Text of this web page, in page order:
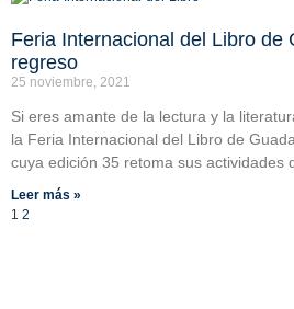
Feria Internacional del Libro de
regreso
25 noviembre, 2021
Si eres amante de la lectura y la
la Feria Internacional del Libro de
cuya edición 35 retoma sus actividades
Leer más »
1 2